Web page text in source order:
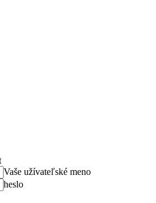
Vaše užívateľské meno
heslo